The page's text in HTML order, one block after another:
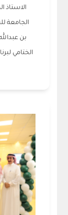
الاستاذ
الجامعة
بن
الختامي